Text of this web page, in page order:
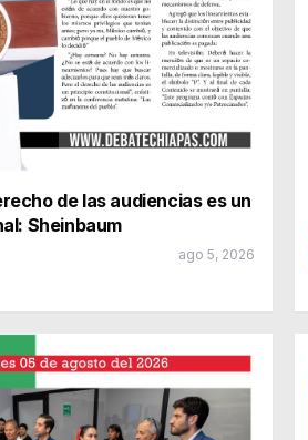
de las audiencias es un
Sheinbaum
ago 5, 2026